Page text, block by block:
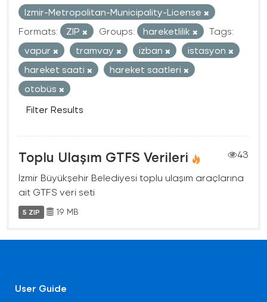
Izmir-Metropolitan-Municipality-License
Formats:
ZIP Groups: hareketlilik
Tags:
vapur
tramvay izban
istasyon
hareket saati
hareket saatleri
otobüs
Filter Results
Toplu Ulaşım GTFS Verileri
43
İzmir Büyükşehir Belediyesi toplu ulaşım araçlarına
ait GTFS veri seti
5 ZIP 19 MB
User Guide